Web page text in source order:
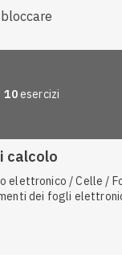
10esercizi
calcolo
elettronico / Celle /
dei fogli